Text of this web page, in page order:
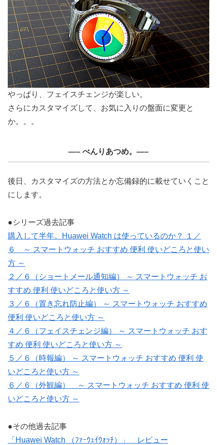
やっぱり、フェイスチェンジが楽しい。
さらにカスタマイズして、お気に入りの盤面に変更と
か。。。
—– べんりあつめ。—–
後日、カスタマイズの方法とか忘備録的に載せていくこと
にします。
●シリーズ過去記事
購入して半年。Huawei Watch は使っているのか？ １／
６ ～ スマートウォッチ おすすめ 便利 使いどころと使い
方 ～
２／６（ショートメール通知編） ～ スマートウォッチ お
すすめ 便利 使いどころと使い方 ～
３／６（置き忘れ防止編） ～ スマートウォッチ おすすめ
便利 使いどころと使い方 ～
４／６（フェイスチェンジ編） ～ スマートウォッチ おす
すめ 便利 使いどころと使い方 ～
５／６（時報編） ～ スマートウォッチ おすすめ 便利 使
いどころと使い方 ～
６／６（外観編） ～ スマートウォッチ おすすめ 便利 使
いどころと使い方 ～
●その他過去記事
「Huawei Watch （ﾌｧｰｳｪｲｳｫｯﾁ）」 レビュー